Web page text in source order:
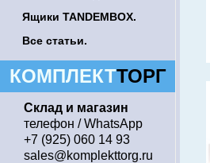
Ящики TANDEMBOX.
Все статьи.
КОМПЛЕКТТОРГ
Склад и магазин
телефон / WhatsApp
+7 (925) 060 14 93
sales@komplekttorg.ru